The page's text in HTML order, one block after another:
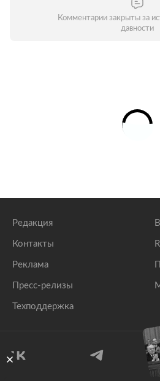
Комментарии закрыты за
давности
Редакция
Контакты
Реклама
Пресс-релизы
Техподдержка